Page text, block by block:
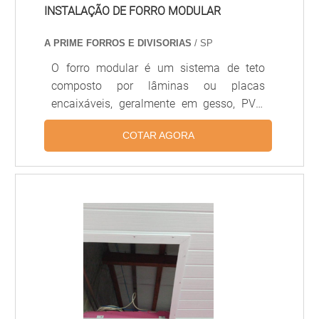
a uma equipe multidisciplinar de
eficientes, garantem o sucesso de cada
cliente de ponta a ponta. .
INSTALAÇÃO DE FORRO MODULAR
A PRIME FORROS E DIVISORIAS / SP
O forro modular é um sistema de teto
composto por lâminas ou placas
encaixáveis, geralmente em gesso, PVC,
alumínio ou fibra mineral, projetado para
facilitar a instalação, manutenção e
Proporciona acústica controlada,
sistemas de iluminação e climatização,
sendo amplamente usado em escritórios,
hospitais, lojas e ambientes comerciais.
COTAR AGORA